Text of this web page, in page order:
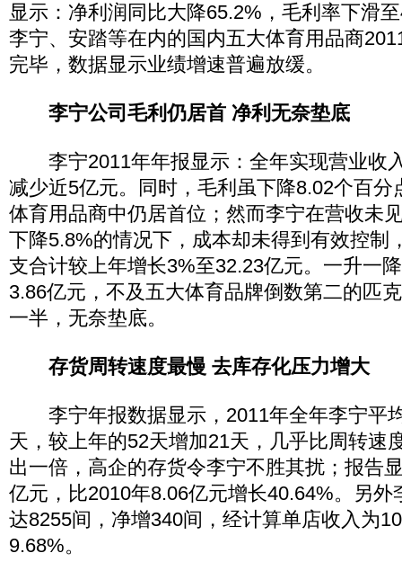
显示：净利润同比大降65.2%，毛利率下滑
李宁、安踏等在内的国内五大体育用品商
完毕，数据显示业绩增速普遍放缓。
李宁公司毛利仍居首 净利无奈垫底
李宁2011年年报显示：全年实现营业收
减少近5亿元。同时，毛利虽下降8.02个百分
体育用品商中仍居首位；然而李宁在营收未
下降5.8%的情况下，成本却未得到有效控制
支合计较上年增长3%至32.23亿元。一升一
3.86亿元，不及五大体育品牌倒数第二的匹
一半，无奈垫底。
存货周转速度最慢 去库存化压力增大
李宁年报数据显示，2011年全年李宁平
天，较上年的52天增加21天，几乎比周转速
出一倍，高企的存货令李宁不胜其扰；报告
亿元，比2010年8.06亿元增长40.64%。另外
达8255间，净增340间，经计算单店收入为
9.68%。